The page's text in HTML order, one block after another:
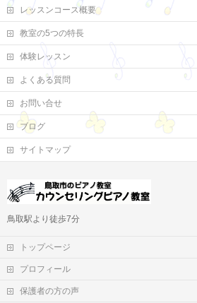
レッスンコース概要
教室の5つの特長
体験レッスン
よくある質問
お問い合せ
ブログ
サイトマップ
鳥取駅より徒歩7分
トップページ
プロフィール
保護者の方の声